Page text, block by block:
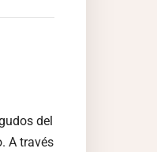
del
A través